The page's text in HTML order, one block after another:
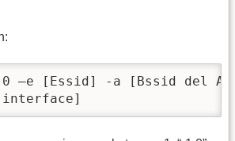
–e [Essid] -a [Bssid del